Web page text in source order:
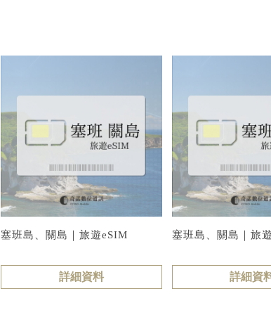
塞班島、關島｜旅遊eSIM
詳細資料
塞班島、關島｜旅
詳細資